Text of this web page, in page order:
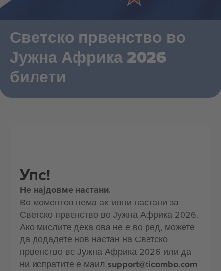
Светско првенство во
Јужна Африка 2026
билети
Упс!
Не најдовме настани.
Во моментов нема активни настани за
Светско првенство во Јужна Африка 2026.
Ако мислите дека ова не е во ред, можете
да додадете нов настан на Светско
првенство во Јужна Африка 2026 или да
ни испратите е-маил support@ticombo.com